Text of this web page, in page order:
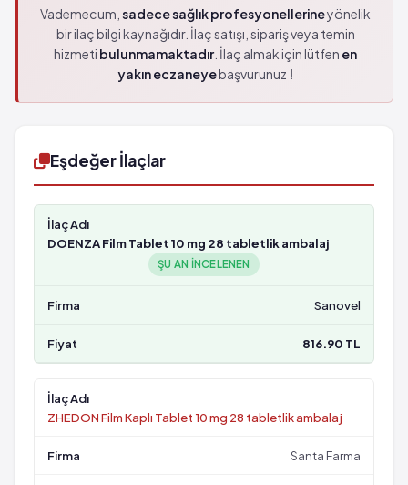
Vademecum, sadece sağlık profesyonellerineyönelik
bir ilaç bilgi kaynağıdır. İlaç satışı, sipariş veya temin
hizmeti bulunmamaktadır. İlaç almak için lütfen en
yakın eczaneyebaşvurunuz !
Eşdeğer İlaçlar
DOENZA Film Tablet 10 mg 28 tabletlik ambalaj
ŞU AN INCELENEN
Sanovel
816.90 TL
ZHEDON Film Kaplı Tablet 10 mg 28 tabletlik ambalaj
Santa Farma